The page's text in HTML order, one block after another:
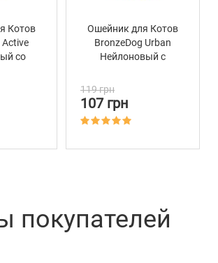
Котов
Active
со
Ошейник для Котов
BronzeDog Urban
Нейлоновый c
Пряжкой Ромбы
119 грн
107 грн
покупателей